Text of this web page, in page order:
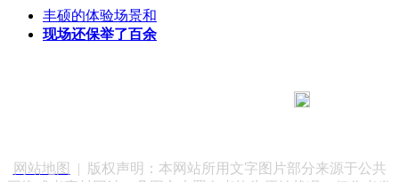
丰硕的体验场景和
现场还保举了百余
网站地图
| 版权声明：本网站所用文字图片部分来源于公共